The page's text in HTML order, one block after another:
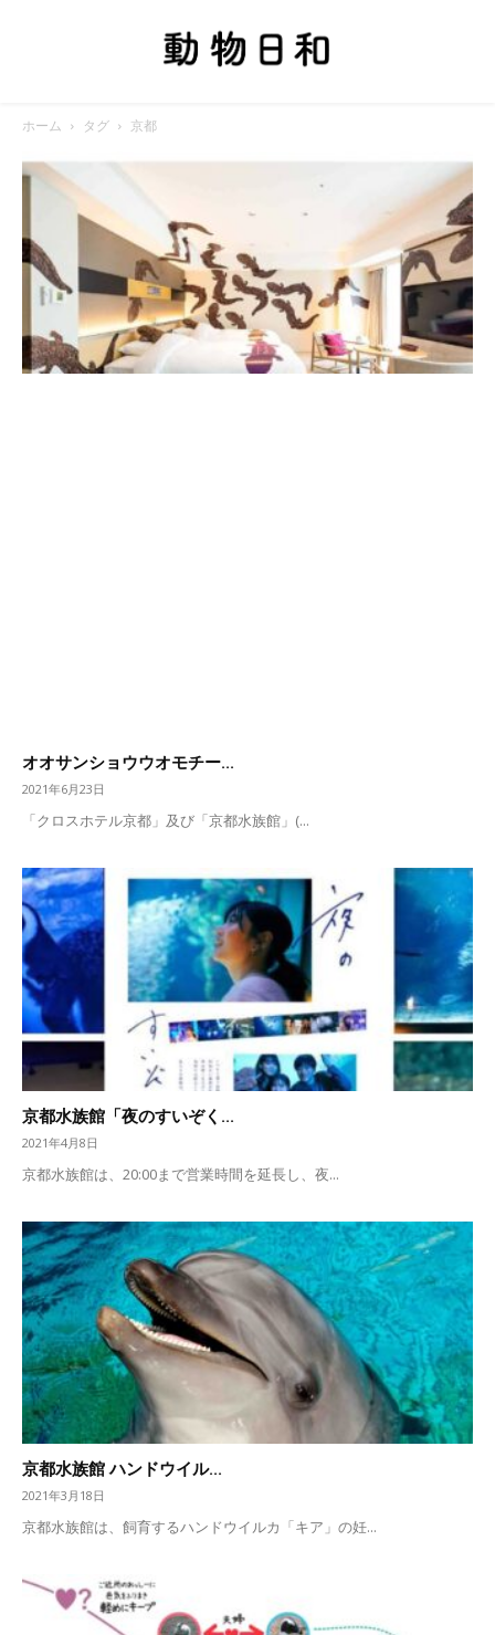
ホーム タグ 京都
オオサンショウウオモチー...
2021年6月23日
「クロスホテル京都」及び「京都水族館」(...
京都水族館「夜のすいぞく...
2021年4月8日
京都水族館は、20:00まで営業時間を延長し、夜...
京都水族館 ハンドウイル...
2021年3月18日
京都水族館は、飼育するハンドウイルカ「キア」の妊...